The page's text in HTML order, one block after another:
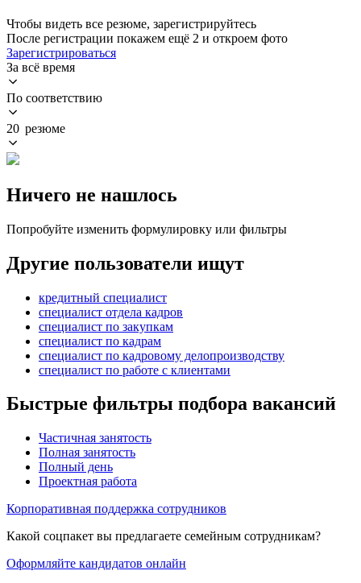
Чтобы видеть все резюме, зарегистрируйтесь
После регистрации покажем ещё 2 и откроем фото
Зарегистрироваться
За всё время
По соответствию
20 резюме
Ничего не нашлось
Попробуйте изменить формулировку или фильтры
Другие пользователи ищут
кредитный специалист
специалист отдела кадров
специалист по закупкам
специалист по кадрам
специалист по кадровому делопроизводству
специалист по работе с клиентами
Быстрые фильтры подбора вакансий
Частичная занятость
Полная занятость
Полный день
Проектная работа
Корпоративная поддержка сотрудников
Какой соцпакет вы предлагаете семейным сотрудникам?
Оформляйте кандидатов онлайн